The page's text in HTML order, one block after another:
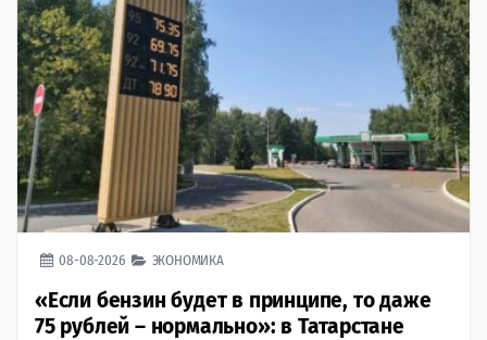
08-08-2026 ЭКОНОМИКА
«Если бензин будет в принципе, то даже
75 рублей – нормально»: в Татарстане